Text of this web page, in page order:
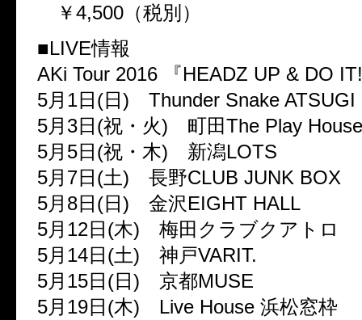
￥4,500（税別）
■LIVE情報
AKi Tour 2016 『HEADZ UP & DO
5月1日(日) Thunder Snake ATSUGI
5月3日(祝・火) 町田The Play House
5月5日(祝・木) 新潟LOTS
5月7日(土) 長野CLUB JUNK BOX
5月8日(日) 金沢EIGHT HALL
5月12日(木) 梅田クラブクアトロ
5月14日(土) 神戸VARIT.
5月15日(日) 京都MUSE
5月19日(木) Live House 浜松窓枠